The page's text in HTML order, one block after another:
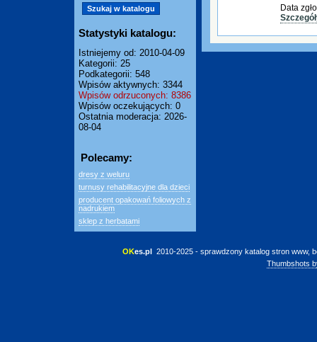
Statystyki katalogu:
Istniejemy od: 2010-04-09
Kategorii: 25
Podkategorii: 548
Wpisów aktywnych: 3344
Wpisów odrzuconych: 8386
Wpisów oczekujących: 0
Ostatnia moderacja: 2026-
08-04
Polecamy:
dresy z weluru
turnusy rehabilitacyjne dla dzieci
producent opakowań foliowych z
nadrukiem
sklep z herbatami
Data
OKes.pl 2010-2025 - sprawdzony katalog stron www,
Thumbshots